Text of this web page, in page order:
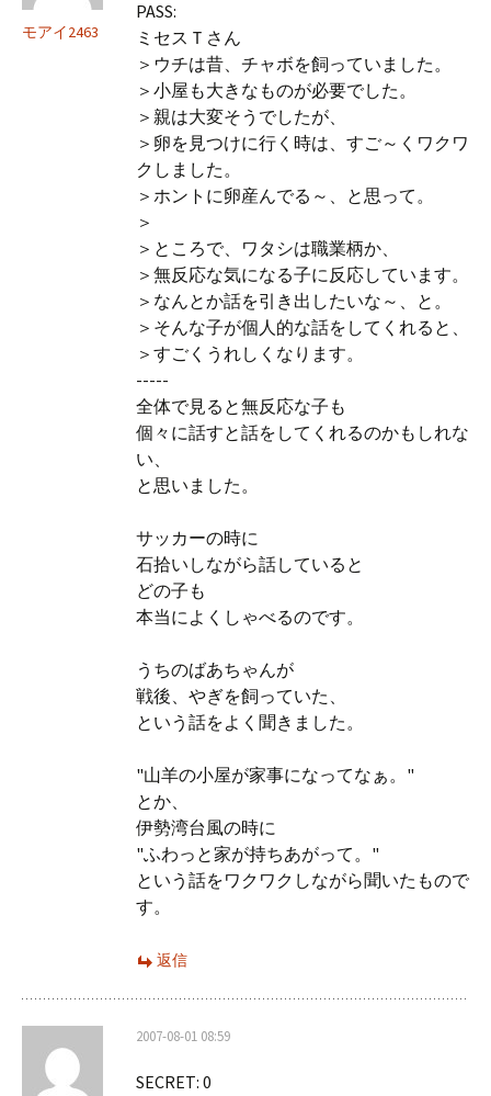
モアイ2463
PASS:
ミセスＴさん
＞ウチは昔、チャボを飼っていました。
＞小屋も大きなものが必要でした。
＞親は大変そうでしたが、
＞卵を見つけに行く時は、すご～くワクワ
クしました。
＞ホントに卵産んでる～、と思って。
＞
＞ところで、ワタシは職業柄か、
＞無反応な気になる子に反応しています。
＞なんとか話を引き出したいな～、と。
＞そんな子が個人的な話をしてくれると、
＞すごくうれしくなります。
-----
全体で見ると無反応な子も
個々に話すと話をしてくれるのかもしれな
い、
と思いました。
サッカーの時に
石拾いしながら話していると
どの子も
本当によくしゃべるのです。
うちのばあちゃんが
戦後、やぎを飼っていた、
という話をよく聞きました。
"山羊の小屋が家事になってなぁ。"
とか、
伊勢湾台風の時に
"ふわっと家が持ちあがって。"
という話をワクワクしながら聞いたもので
す。
返信
2007-08-01 08:59
SECRET: 0